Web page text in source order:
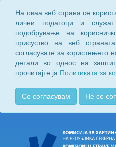
На оваа веб страна се
лични податоци и
подобрување на
присуство на веб
согласувате за користењето
детали во однос на
прочитајте ја Политиката за
Се согласувам Не се